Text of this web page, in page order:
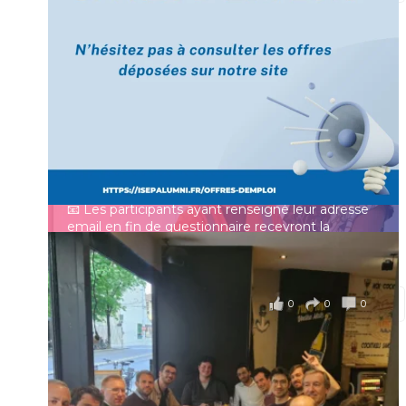
[Enquête IESF 2026] Top départ 🚀
👩‍🎓 Ingénieurs diplômés, vous avez jusqu’au 31
mai pour participer et faire entendre votre voix !
Depuis plus de 60 ans, cette enquête vise à établir
un panorama complet de la situation socio-
professionnelle des ingénieurs et scientifiques
français.
📧 Les participants ayant renseigné leur adresse
email en fin de questionnaire recevront la
synthèse des résultats...Voir plus
il y a 4 mois
0 0 0
Voir sur Facebook
Prénom
Mot de passe
Se souvenir de moi
Connexion